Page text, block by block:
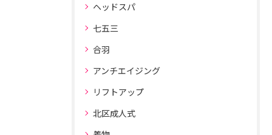
ヘッドスパ
七五三
合羽
アンチエイジング
リフトアップ
北区成人式